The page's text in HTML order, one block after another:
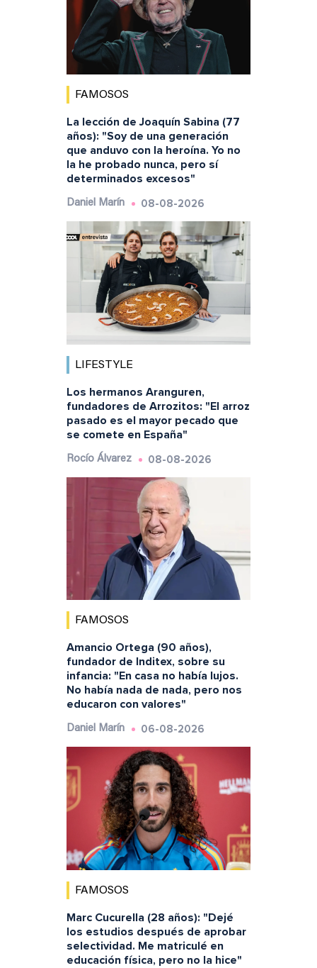
FAMOSOS
La lección de Joaquín Sabina (77
años): "Soy de una generación
que anduvo con la heroína. Yo no
la he probado nunca, pero sí
determinados excesos"
Daniel Marín 08-08-2026
LIFESTYLE
Los hermanos Aranguren,
fundadores de Arrozitos: "El arroz
pasado es el mayor pecado que
se comete en España"
Rocío Álvarez 08-08-2026
FAMOSOS
Amancio Ortega (90 años),
fundador de Inditex, sobre su
infancia: "En casa no había lujos.
No había nada de nada, pero nos
educaron con valores"
Daniel Marín 06-08-2026
FAMOSOS
Marc Cucurella (28 años): "Dejé
los estudios después de aprobar
selectividad. Me matriculé en
educación física, pero no la hice"